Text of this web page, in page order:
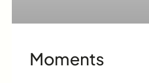
Moments